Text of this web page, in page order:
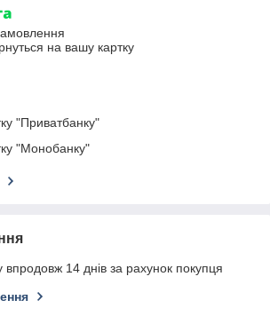
на вашу картку
"Приватбанку"
"Монобанку"
14 днів за рахунок покупця